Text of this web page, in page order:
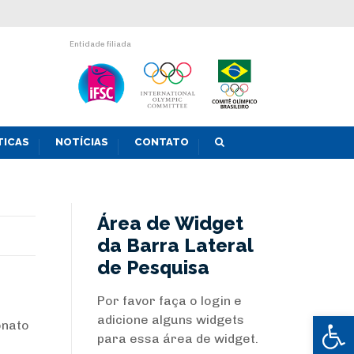
Abrir
Entidade filiada
NOTÍCIAS CONTATO
Área de Widget
da Barra Lateral
de Pesquisa
Por favor faça o login e
adicione alguns widgets
para essa área de widget.